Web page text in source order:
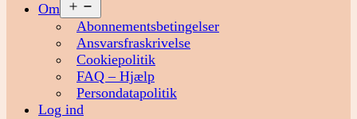
Om
menu
Abonnementsbetingelser
Ansvarsfraskrivelse
Cookiepolitik
FAQ – Hjælp
Persondatapolitik
Log ind